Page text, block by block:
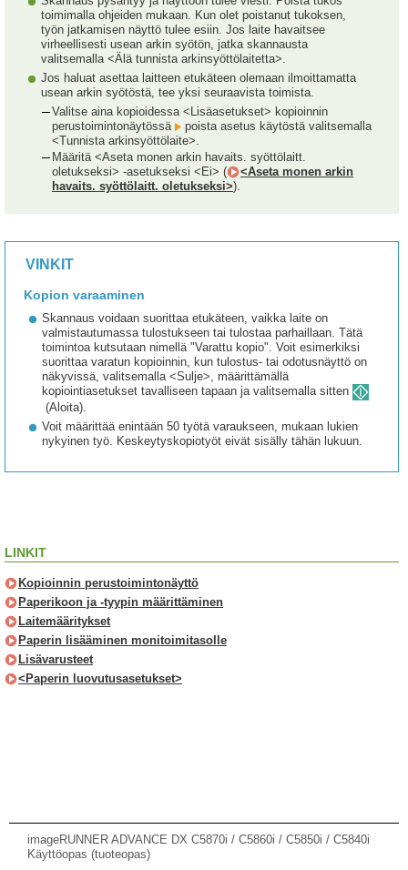
toimimalla ohjeiden mukaan. Kun olet poistanut tukoksen,
työn jatkamisen näyttö tulee esiin. Jos laite havaitsee
virheellisesti usean arkin syötön, jatka skannausta
valitsemalla <Älä tunnista arkinsyöttölaitetta>.
Jos haluat asettaa laitteen etukäteen olemaan ilmoittamatta
usean arkin syötöstä, tee yksi seuraavista toimista.
Valitse aina kopioidessa <Lisäasetukset> kopioinnin
perustoimintonäytössä
poista asetus käytöstä valitsemalla
<Tunnista arkinsyöttölaite>.
Määritä <Aseta monen arkin havaits. syöttölaitt.
oletukseksi> -asetukseksi <Ei> (
<Aseta monen arkin
havaits. syöttölaitt. oletukseksi>).
VINKIT
Kopion varaaminen
Skannaus voidaan suorittaa etukäteen, vaikka laite on
valmistautumassa tulostukseen tai tulostaa parhaillaan. Tätä
toimintoa kutsutaan nimellä "Varattu kopio". Voit esimerkiksi
suorittaa varatun kopioinnin, kun tulostus- tai odotusnäyttö on
näkyvissä, valitsemalla <Sulje>, määrittämällä
kopiointiasetukset tavalliseen tapaan ja valitsemalla sitten
(Aloita).
Voit määrittää enintään 50 työtä varaukseen, mukaan lukien
nykyinen työ. Keskeytyskopiotyöt eivät sisälly tähän lukuun.
LINKIT
Kopioinnin perustoimintonäyttö
Paperikoon ja -tyypin määrittäminen
Laitemääritykset
Paperin lisääminen monitoimitasolle
Lisävarusteet
<Paperin luovutusasetukset>
imageRUNNER ADVANCE DX C5870i / C5860i / C5850i / C5840i
Käyttöopas (tuoteopas)